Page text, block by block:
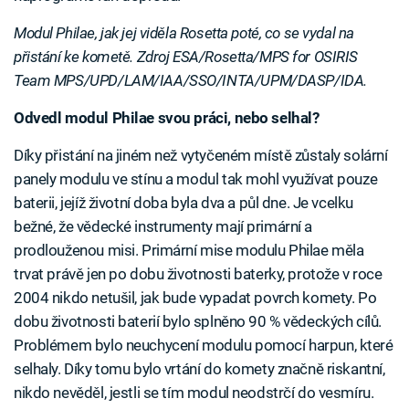
Modul Philae, jak jej viděla Rosetta poté, co se vydal na
přistání ke kometě. Zdroj ESA/Rosetta/MPS for OSIRIS
Team MPS/UPD/LAM/IAA/SSO/INTA/UPM/DASP/IDA.
Odvedl modul Philae svou práci, nebo selhal?
Díky přistání na jiném než vytyčeném místě zůstaly solární
panely modulu ve stínu a modul tak mohl využívat pouze
baterii, jejíž životní doba byla dva a půl dne. Je vcelku
bežné, že vědecké instrumenty mají primární a
prodlouženou misi. Primární mise modulu Philae měla
trvat právě jen po dobu životnosti baterky, protože v roce
2004 nikdo netušil, jak bude vypadat povrch komety. Po
dobu životnosti baterií bylo splněno 90 % vědeckých cílů.
Problémem bylo neuchycení modulu pomocí harpun, které
selhaly. Díky tomu bylo vrtání do komety značně riskantní,
nikdo nevěděl, jestli se tím modul neodstrčí do vesmíru.